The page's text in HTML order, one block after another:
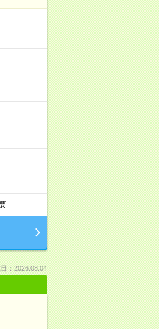
：2026.08.04